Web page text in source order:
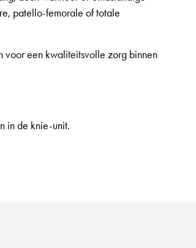
patello-femorale of totale
voor een kwaliteitsvolle zorg binnen
in de knie-unit.